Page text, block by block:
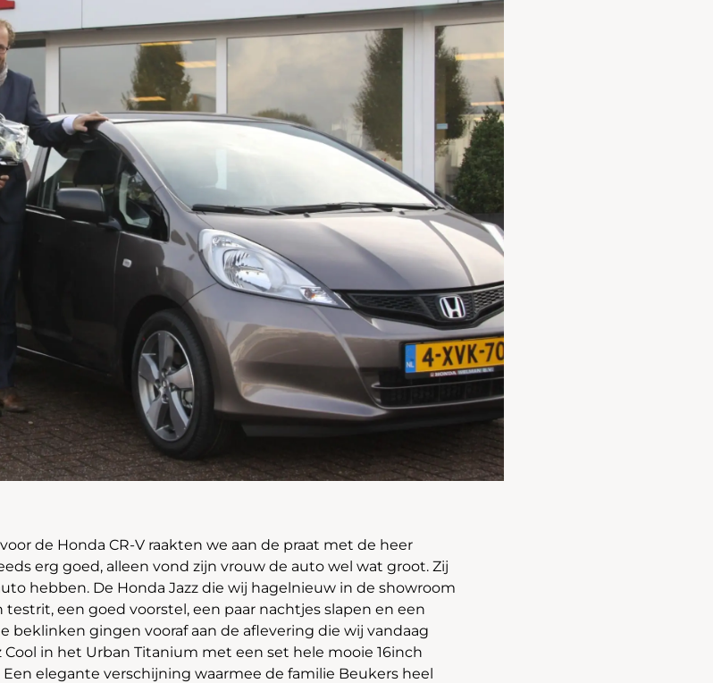
de Honda CR-V raakten we aan de praat met de heer
erg goed, alleen vond zijn vrouw de auto wel wat groot. Zij
hebben. De Honda Jazz die wij hagelnieuw in de showroom
testrit, een goed voorstel, een paar nachtjes slapen en een
beklinken gingen vooraf aan de aflevering die wij vandaag
Cool in het Urban Titanium met een set hele mooie 16inch
elegante verschijning waarmee de familie Beukers heel